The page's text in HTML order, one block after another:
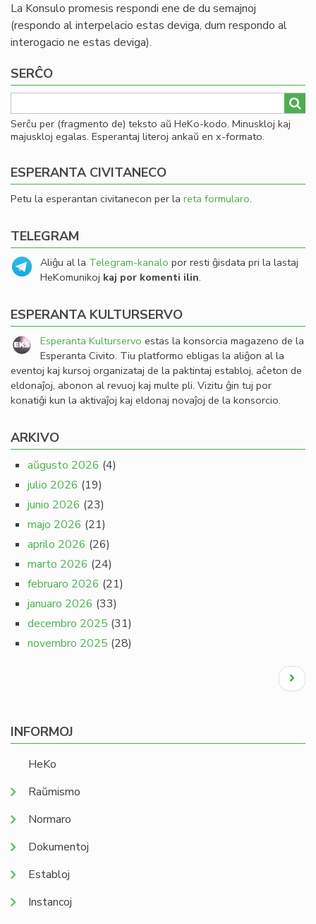
La Konsulo promesis respondi ene de du semajnoj
(respondo al interpelacio estas deviga, dum respondo al
interogacio ne estas deviga).
SERĈO
Serĉu per (fragmento de) teksto aŭ HeKo-kodo. Minuskloj kaj
majuskloj egalas. Esperantaj literoj ankaŭ en x-formato.
ESPERANTA CIVITANECO
Petu la esperantan civitanecon per la reta formularo.
TELEGRAM
Aliĝu al la Telegram-kanalo por resti ĝisdata pri la lastaj
HeKomunikoj kaj por komenti ilin.
ESPERANTA KULTURSERVO
Esperanta Kulturservo estas la konsorcia magazeno de la
Esperanta Civito. Tiu platformo ebligas la aliĝon al la
eventoj kaj kursoj organizataj de la paktintaj establoj, aĉeton de
eldonaĵoj, abonon al revuoj kaj multe pli. Vizitu ĝin tuj por
konatiĝi kun la aktivaĵoj kaj eldonaj novaĵoj de la konsorcio.
ARKIVO
aŭgusto 2026 (4)
julio 2026 (19)
junio 2026 (23)
majo 2026 (21)
aprilo 2026 (26)
marto 2026 (24)
februaro 2026 (21)
januaro 2026 (33)
decembro 2025 (31)
novembro 2025 (28)
Next
page
INFORMOJ
HeKo
Raŭmismo
Normaro
Dokumentoj
Establoj
Instancoj